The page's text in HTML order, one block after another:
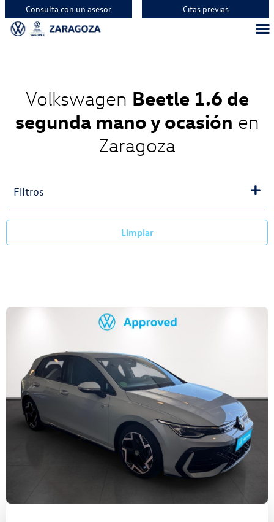
Consulta con un asesor Citas previas
Volkswagen Beetle 1.6 de
segunda mano y ocasión en
Zaragoza
Filtros
Limpiar